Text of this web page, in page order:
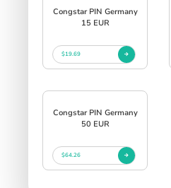
Congstar PIN Germany
15 EUR
$19.69
Congstar PIN Germany
50 EUR
$64.26